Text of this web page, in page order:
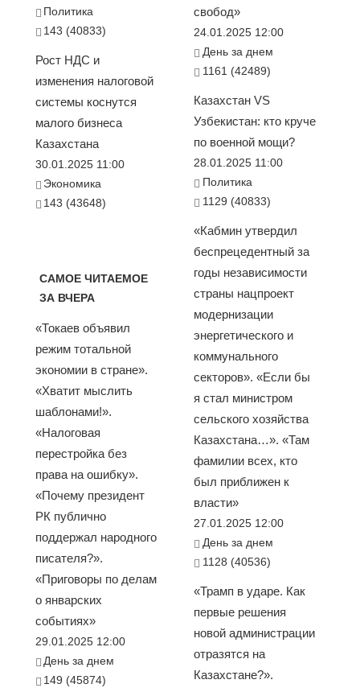
Политика
143 (40833)
Рост НДС и
изменения налоговой
системы коснутся
малого бизнеса
Казахстана
30.01.2025 11:00
Экономика
143 (43648)
САМОЕ ЧИТАЕМОЕ
ЗА ВЧЕРА
«Токаев объявил
режим тотальной
экономии в стране».
«Хватит мыслить
шаблонами!».
«Налоговая
перестройка без
права на ошибку».
«Почему президент
РК публично
поддержал народного
писателя?».
«Приговоры по делам
о январских
событиях»
29.01.2025 12:00
День за днем
149 (45874)
свобод»
24.01.2025 12:00
День за днем
1161 (42489)
Казахстан VS
Узбекистан: кто круче
по военной мощи?
28.01.2025 11:00
Политика
1129 (40833)
«Кабмин утвердил
беспрецедентный за
годы независимости
страны нацпроект
модернизации
энергетического и
коммунального
секторов». «Если бы
я стал министром
сельского хозяйства
Казахстана…». «Там
фамилии всех, кто
был приближен к
власти»
27.01.2025 12:00
День за днем
1128 (40536)
«Трамп в ударе. Как
первые решения
новой администрации
отразятся на
Казахстане?».